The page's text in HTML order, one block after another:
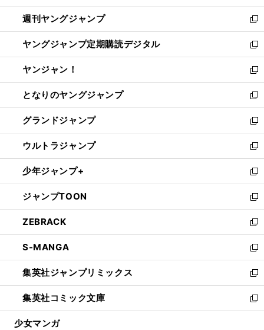
開
く
ウ
で
開
く
ン
ド
ウ
で
開
く
ウ
ィ
ン
ド
ウ
で
開
く
週刊ヤングジャンプ
新
し
い
ウ
ィ
ン
ド
ウ
で
開
く
ヤングジャンプ定期購読デジタル
新
し
い
ウ
ィ
ン
ド
ウ
で
開
く
ヤンジャン！
新
し
い
ウ
ィ
ン
ド
ウ
で
開
く
となりのヤングジャンプ
新
し
い
ウ
ィ
ン
ド
ウ
で
開
く
グランドジャンプ
新
し
い
ウ
ィ
ン
ド
ウ
で
開
く
ウルトラジャンプ
新
し
い
ウ
ィ
ン
ド
ウ
で
開
く
少年ジャンプ+
新
し
い
ウ
ィ
ン
ド
ウ
で
開
く
ジャンプTOON
新
し
い
ウ
ィ
ン
ド
ウ
で
開
ZEBRACK
新
し
い
ウ
ィ
ン
ド
ウ
S-MANGA
新
し
い
ウ
ィ
ン
集英社ジャンプリミックス
新
し
い
ウ
集英社コミック文庫
新
し
少女マンガ